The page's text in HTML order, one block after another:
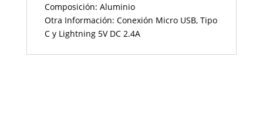
Composición: Aluminio
Otra Información: Conexión Micro USB, Tipo
C y Lightning 5V DC 2.4A